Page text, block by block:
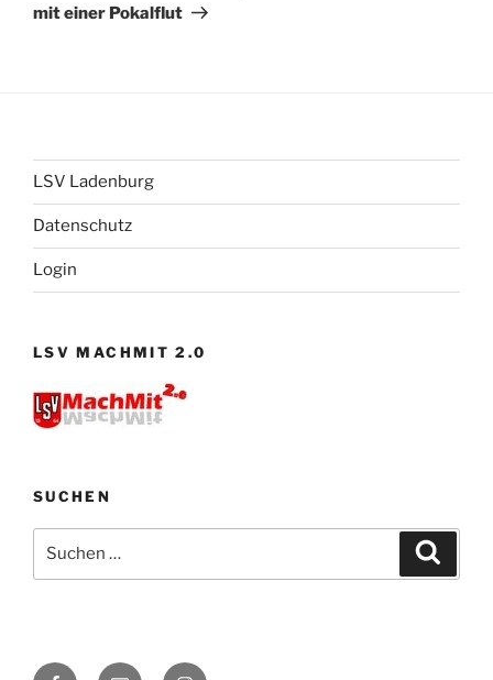
mit einer Pokalflut
LSV Ladenburg
Datenschutz
Login
LSV MACHMIT 2.0
SUCHEN
nach:
Facebook
E- Instagram